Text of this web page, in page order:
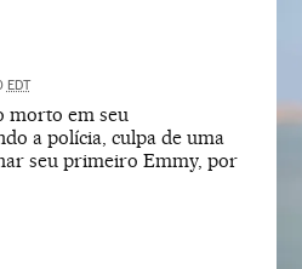
EDT
morto em seu
a polícia, culpa de uma
seu primeiro Emmy, por